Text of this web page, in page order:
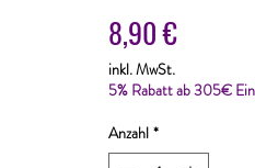
8,90 €Preis
inkl. MwSt.
5% Rabatt ab 305€
Anzahl *